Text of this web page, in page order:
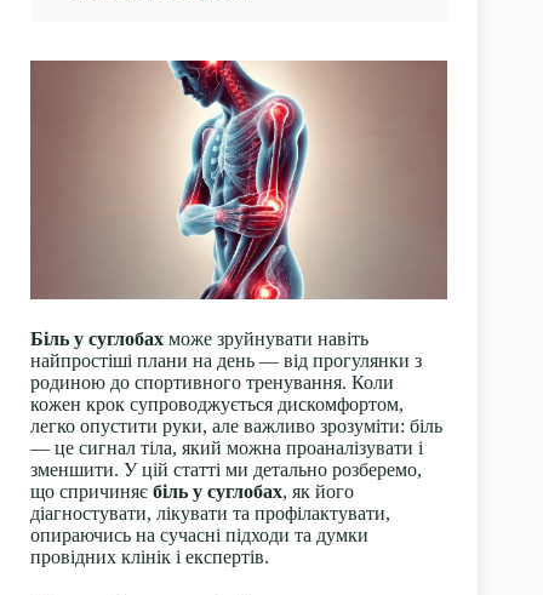
Біль у суглобах може зруйнувати навіть
найпростіші плани на день — від прогулянки з
родиною до спортивного тренування. Коли
кожен крок супроводжується дискомфортом,
легко опустити руки, але важливо зрозуміти: біль
— це сигнал тіла, який можна проаналізувати і
зменшити. У цій статті ми детально розберемо,
що спричиняє біль у суглобах, як його
діагностувати, лікувати та профілактувати,
опираючись на сучасні підходи та думки
провідних клінік і експертів.